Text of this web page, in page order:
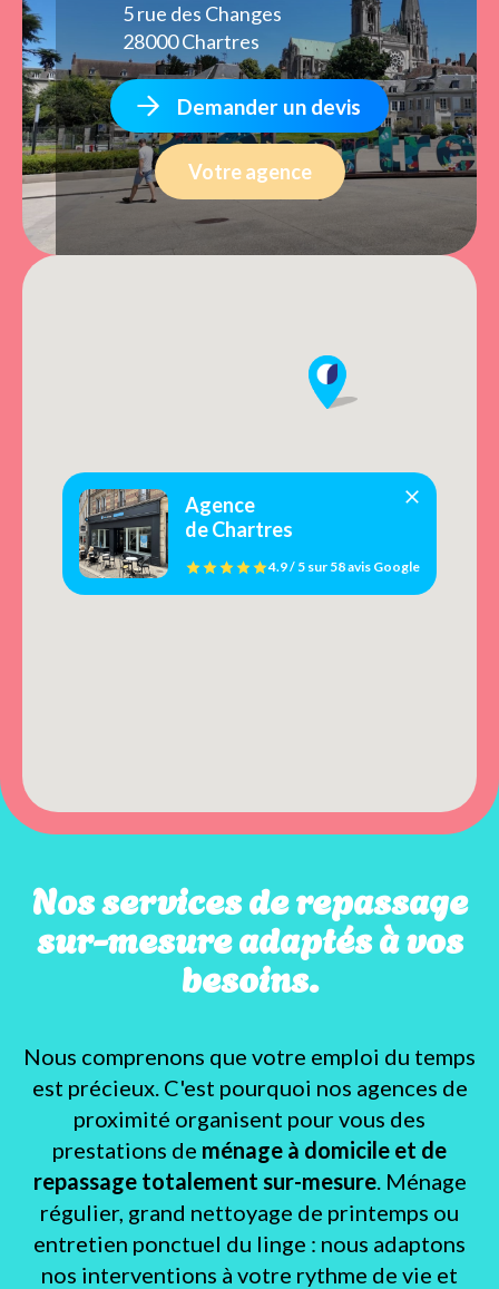
5 rue des Changes
28000 Chartres
Demander un devis
Votre agence
Agence
de Chartres
4.9 / 5 sur 58 avis Google
Nos services de repassage
sur-mesure adaptés à vos
besoins.
Nous comprenons que votre emploi du temps
est précieux. C'est pourquoi nos agences de
proximité organisent pour vous des
prestations de ménage à domicile et de
repassage totalement sur-mesure. Ménage
régulier, grand nettoyage de printemps ou
entretien ponctuel du linge : nous adaptons
nos interventions à votre rythme de vie et